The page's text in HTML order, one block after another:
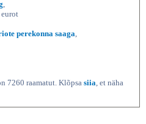
perekonna saaga
7260 raamatut. Klõpsa siia , et näha